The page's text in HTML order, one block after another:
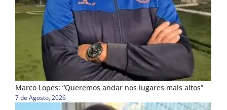
Marco Lopes: “Queremos andar nos lugares mais altos”
7 de Agosto, 2026